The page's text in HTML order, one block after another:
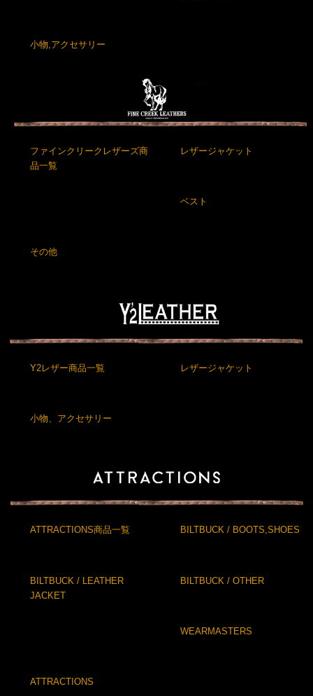
小物,アクセサリー
ファインクリークレザーズ商
品一覧
レザージャケット
ベスト
その他
Y2レザー商品一覧 レザージャケット
小物、アクセサリー
ATTRACTIONS商品一覧 BILTBUCK / BOOTS,SHOES
BILTBUCK / LEATHER
JACKET
BILTBUCK / OTHER
WEARMASTERS
ATTRACTIONS